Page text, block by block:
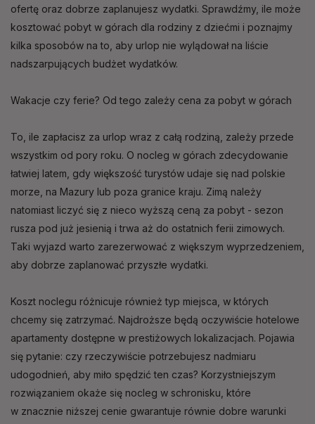
ofertę oraz dobrze zaplanujesz wydatki. Sprawdźmy, ile może
kosztować pobyt w górach dla rodziny z dziećmi i poznajmy
kilka sposobów na to, aby urlop nie wylądował na liście
nadszarpujących budżet wydatków.
Wakacje czy ferie? Od tego zależy cena za pobyt w górach
To, ile zapłacisz za urlop wraz z całą rodziną, zależy przede
wszystkim od pory roku. O nocleg w górach zdecydowanie
łatwiej latem, gdy większość turystów udaje się nad polskie
morze, na Mazury lub poza granice kraju. Zimą należy
natomiast liczyć się z nieco wyższą ceną za pobyt - sezon
rusza pod już jesienią i trwa aż do ostatnich ferii zimowych.
Taki wyjazd warto zarezerwować z większym wyprzedzeniem,
aby dobrze zaplanować przyszłe wydatki.
Koszt noclegu różnicuje również typ miejsca, w których
chcemy się zatrzymać. Najdroższe będą oczywiście hotelowe
apartamenty dostępne w prestiżowych lokalizacjach. Pojawia
się pytanie: czy rzeczywiście potrzebujesz nadmiaru
udogodnień, aby miło spędzić ten czas? Korzystniejszym
rozwiązaniem okaże się nocleg w schronisku, które
w znacznie niższej cenie gwarantuje równie dobre warunki